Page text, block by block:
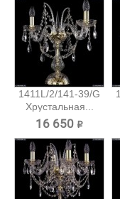
1411L/2/141-39/G
Хрустальная...
16 650 ₽